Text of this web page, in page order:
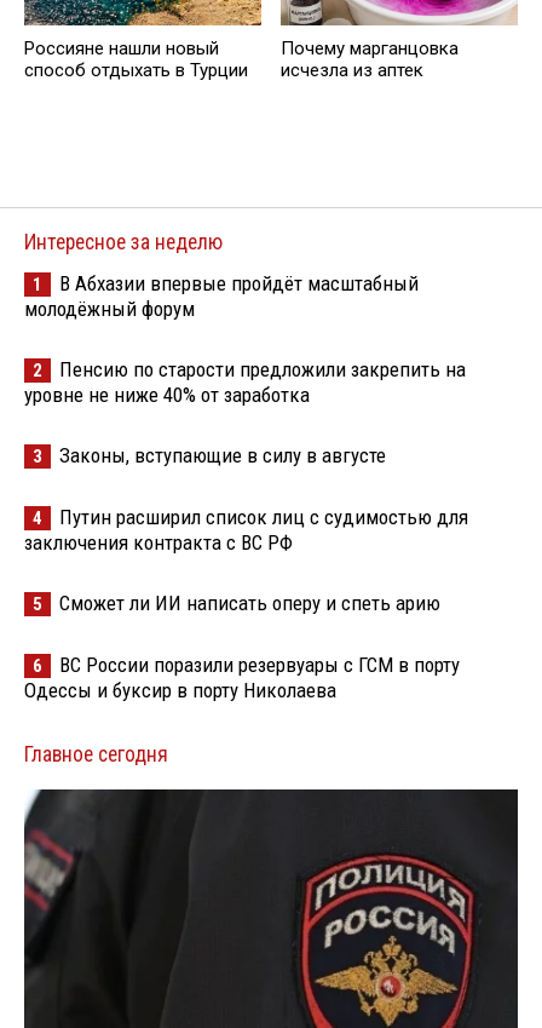
Россияне нашли новый
способ отдыхать в Турции
Почему марганцовка
исчезла из аптек
Интересное за неделю
1
В Абхазии впервые пройдёт масштабный
молодёжный форум
2
Пенсию по старости предложили закрепить на
уровне не ниже 40% от заработка
3 Законы, вступающие в силу в августе
4
Путин расширил список лиц с судимостью для
заключения контракта с ВС РФ
5 Сможет ли ИИ написать оперу и спеть арию
6
ВС России поразили резервуары с ГСМ в порту
Одессы и буксир в порту Николаева
Главное сегодня